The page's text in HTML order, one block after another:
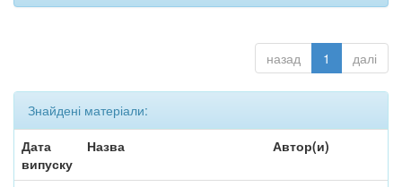
назад 1 далі
Знайдені матеріали:
Дата
випуску
Назва Автор(и)